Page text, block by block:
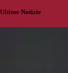
Ultime Notizie